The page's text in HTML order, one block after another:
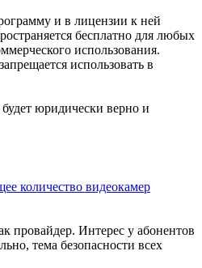
и в лицензии к ней
бесплатно для любых
использования.
использовать в
юридически верно и
количество видеокамер
провайдер. Интерес у абонентов
тема безопасности всех